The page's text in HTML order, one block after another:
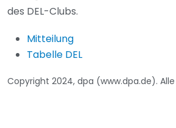
des DEL-Clubs.
Mitteilung
Tabelle DEL
Copyright 2024, dpa (www.dpa.de).